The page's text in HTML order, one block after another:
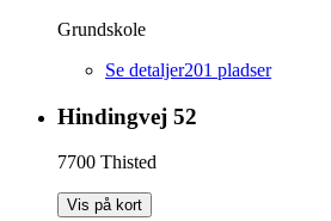
Grundskole
Se detaljer201 pladser
Hindingvej 52
7700 Thisted
Vis på kort